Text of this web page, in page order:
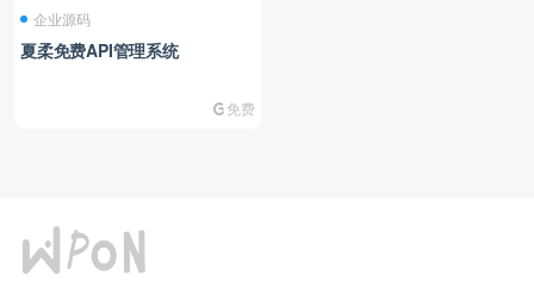
企业源码
夏柔免费API管理系统
免费